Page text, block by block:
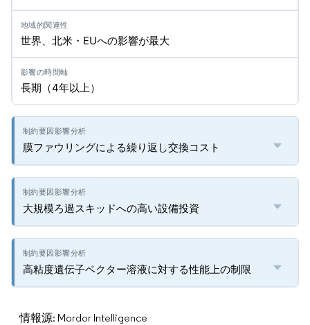
世界、北米・EUへの影響が最大
長期（4年以上）
膜ファウリングによる繰り返し交換コスト
大規模ろ過スキッドへの高い設備投資
高粘度遺伝子ベクター溶液に対する性能上の制限
情報源: Mordor Intelligence